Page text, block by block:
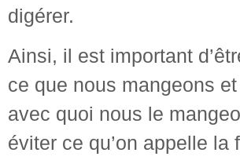
digérer.
Ainsi, il est important
ce que nous mangeons
avec quoi nous le
éviter ce qu’on appelle la